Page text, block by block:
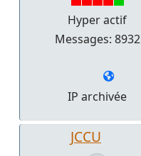
Hyper actif
Messages: 8932
IP archivée
JCCU